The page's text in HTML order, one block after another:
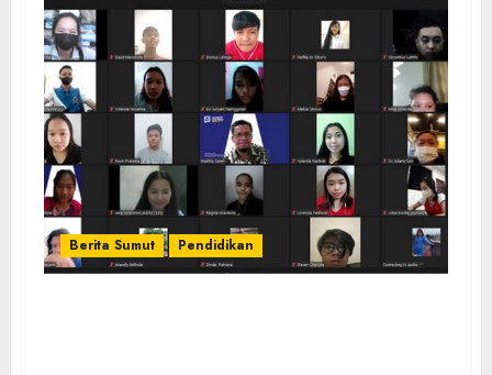
Berita Sumut Pendidikan